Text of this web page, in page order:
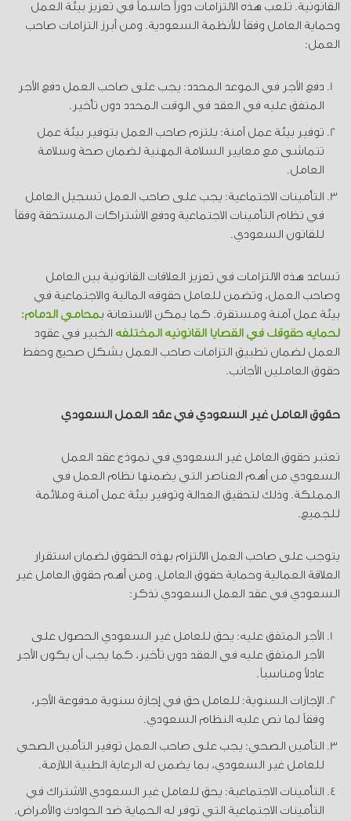
القانونية. تلعب هذه الالتزامات دوراً حاسماً في تعزيز بيئة العمل
وحماية العامل وفقاً للأنظمة السعودية. ومن أبرز التزامات صاحب
العمل:
دفع الأجر في الموعد المحدد: يجب على صاحب العمل دفع الأجر
المتفق عليه في العقد في الوقت المحدد دون تأخير.
توفير بيئة عمل آمنة: يلتزم صاحب العمل بتوفير بيئة عمل
تتماشى مع معايير السلامة المهنية لضمان صحة وسلامة
العامل.
التأمينات الاجتماعية: يجب على صاحب العمل تسجيل العامل
في نظام التأمينات الاجتماعية ودفع الاشتراكات المستحقة وفقاً
للقانون السعودي.
تساعد هذه الالتزامات في تعزيز العلاقات القانونية بين العامل
وصاحب العمل، وتضمن للعامل حقوقه المالية والاجتماعية في
بيئة عمل آمنة ومستقرة. كما يمكن الاستعانة بمحامي الدمام:
لحماية حقوقك في القضايا القانونية المختلفة الخبير في عقود
العمل لضمان تطبيق التزامات صاحب العمل بشكل صحيح وحفظ
حقوق العاملين الأجانب.
حقوق العامل غير السعودي في عقد العمل السعودي
تعتبر حقوق العامل غير السعودي في نموذج عقد العمل
السعودي من أهم العناصر التي يضمنها نظام العمل في
المملكة. وذلك لتحقيق العدالة وتوفير بيئة عمل آمنة وملائمة
للجميع.
يتوجب على صاحب العمل الالتزام بهذه الحقوق لضمان استقرار
العلاقة العمالية وحماية حقوق العامل. ومن أهم حقوق العامل غير
السعودي في عقد العمل السعودي نذكر:
الأجر المتفق عليه: يحق للعامل غير السعودي الحصول على
الأجر المتفق عليه في العقد دون تأخير، كما يجب أن يكون الأجر
عادلاً ومناسباً.
الإجازات السنوية: للعامل حق في إجازة سنوية مدفوعة الأجر،
وفقاً لما نص عليه النظام السعودي.
التأمين الصحي: يجب على صاحب العمل توفير التأمين الصحي
للعامل غير السعودي، بما يضمن له الرعاية الطبية اللازمة.
التأمينات الاجتماعية: يحق للعامل غير السعودي الاشتراك في
التأمينات الاجتماعية التي توفر له الحماية ضد الحوادث والأمراض.